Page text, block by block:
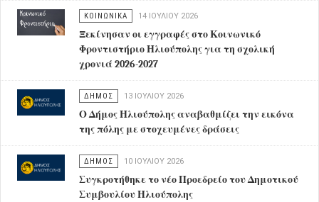
ΚΟΙΝΩΝΙΚΑ 14 ΙΟΥΛΊΟΥ 2026
Ξεκίνησαν οι εγγραφές στο Κοινωνικό
Φροντιστήριο Ηλιούπολης για τη σχολική
χρονιά 2026-2027
ΔΗΜΟΣ 13 ΙΟΥΛΊΟΥ 2026
Ο Δήμος Ηλιούπολης αναβαθμίζει την εικόνα
της πόλης με στοχευμένες δράσεις
ΔΗΜΟΣ 10 ΙΟΥΛΊΟΥ 2026
Συγκροτήθηκε το νέο Προεδρείο του Δημοτικού
Συμβουλίου Ηλιούπολης